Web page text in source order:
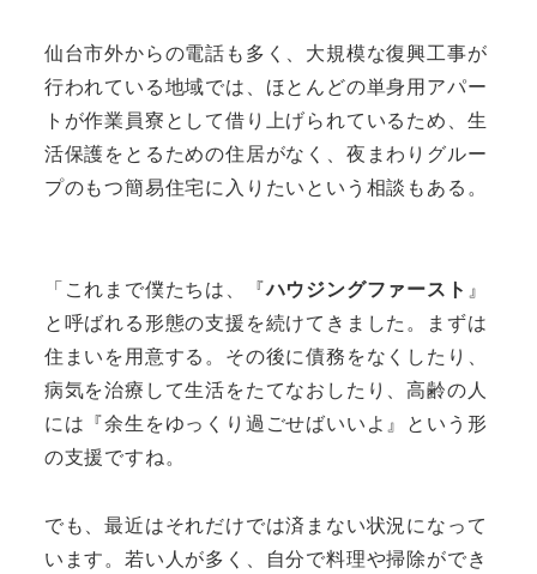
仙台市外からの電話も多く、大規模な復興工事が
行われている地域では、ほとんどの単身用アパー
トが作業員寮として借り上げられているため、生
活保護をとるための住居がなく、夜まわりグルー
プのもつ簡易住宅に入りたいという相談もある。
「これまで僕たちは、『ハウジングファースト 』
と呼ばれる形態の支援を続けてきました。まずは
住まいを用意する。その後に債務をなくしたり、
病気を治療して生活をたてなおしたり、高齢の人
には『余生をゆっくり過ごせばいいよ』という形
の支援ですね。
でも、最近はそれだけでは済まない状況になって
います。若い人が多く、自分で料理や掃除ができ